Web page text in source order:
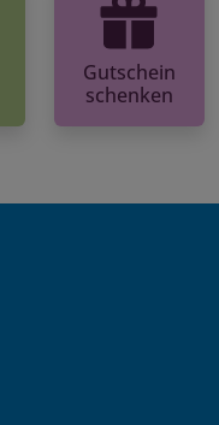
Gutschein
schenken